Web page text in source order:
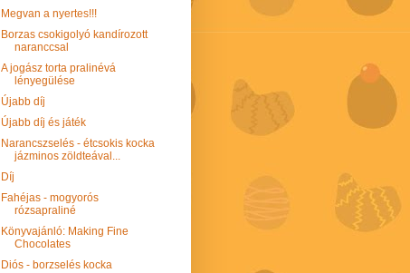
Megvan a nyertes!!!
Borzas csokigolyó kandírozott
naranccsal
A jogász torta pralinévá
lényegülése
Újabb díj
Újabb díj és játék
Narancszselés - étcsokis kocka
jázminos zöldteával...
Díj
Fahéjas - mogyorós
rózsapraliné
Könyvajánló: Making Fine
Chocolates
Diós - borzselés kocka